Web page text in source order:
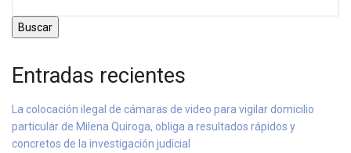
Buscar
Entradas recientes
La colocación ilegal de cámaras de video para vigilar domicilio
particular de Milena Quiroga, obliga a resultados rápidos y
concretos de la investigación judicial